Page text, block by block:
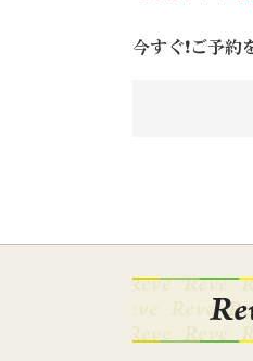
今すぐ❗️ご予約